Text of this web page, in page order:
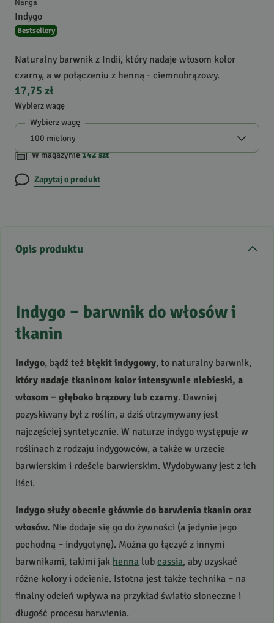
Nanga
Indygo
Bestsellery
Naturalny barwnik z Indii, który nadaje włosom kolor
czarny, a w połączeniu z henną - ciemnobrązowy.
17,75 zł
Wybierz wagę
Wybierz wagę
W magazynie142szt
Zapytaj o produkt
Opis produktu
Indygo – barwnik do włosów i
tkanin
Indygo, bądź też błękit indygowy, to naturalny barwnik,
który nadaje tkaninom kolor intensywnie niebieski, a
włosom – głęboko brązowy lub czarny. Dawniej
pozyskiwany był z roślin, a dziś otrzymywany jest
najczęściej syntetycznie. W naturze indygo występuje w
roślinach z rodzaju indygowców, a także w urzecie
barwierskim i rdeście barwierskim. Wydobywany jest z ich
liści.
Indygo służy obecnie głównie do barwienia tkanin oraz
włosów. Nie dodaje się go do żywności (a jedynie jego
pochodną – indygotynę). Można go łączyć z innymi
barwnikami, takimi jak henna lub cassia, aby uzyskać
różne kolory i odcienie. Istotna jest także technika – na
finalny odcień wpływa na przykład światło słoneczne i
długość procesu barwienia.